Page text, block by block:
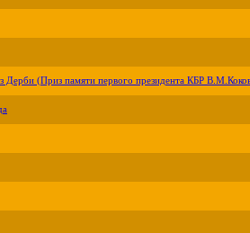
Дерби (Приз памяти первого президента КБР